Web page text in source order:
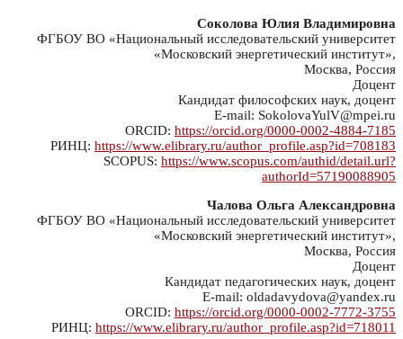
Соколова Юлия Владимировна
ФГБОУ ВО «Национальный исследовательский университет
«Московский энергетический институт»,
Москва, Россия
Доцент
Кандидат философских наук, доцент
E-mail: SokolovaYulV@mpei.ru
ORCID: https://orcid.org/0000-0002-4884-7185
РИНЦ: https://www.elibrary.ru/author_profile.asp?id=708183
SCOPUS: https://www.scopus.com/authid/detail.url?
authorId=57190088905
Чалова Ольга Александровна
ФГБОУ ВО «Национальный исследовательский университет
«Московский энергетический институт»,
Москва, Россия
Доцент
Кандидат педагогических наук, доцент
E-mail: oldadavydova@yandex.ru
ORCID: https://orcid.org/0000-0002-7772-3755
РИНЦ: https://www.elibrary.ru/author_profile.asp?id=718011